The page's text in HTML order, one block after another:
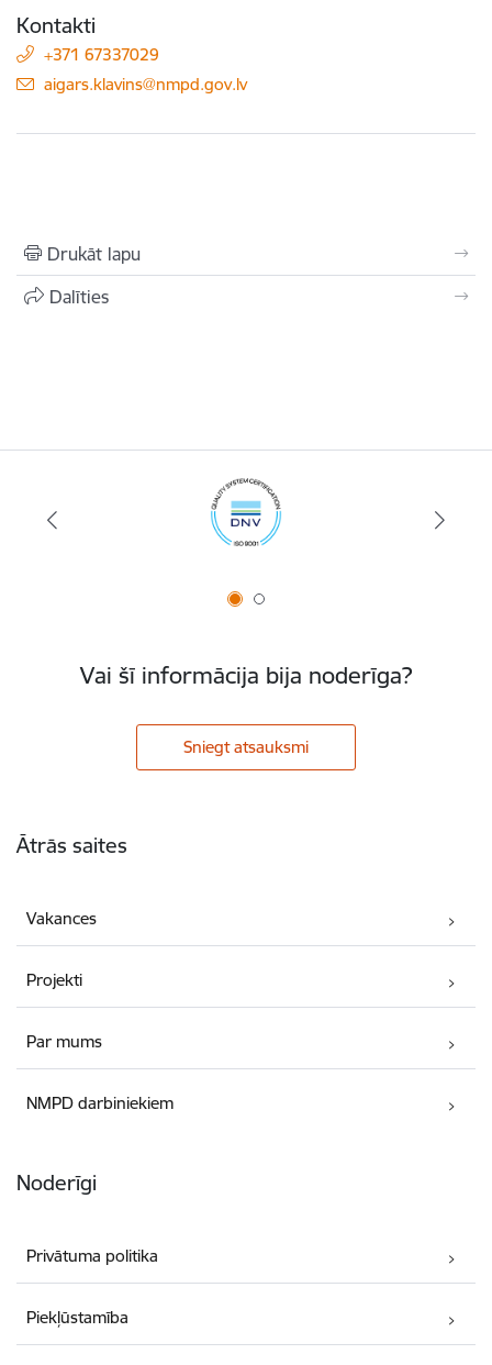
Kontakti
+371 67337029
E-pasts:
aigars.klavins@nmpd.gov.lv
Drukāt lapu
Dalīties
Vai šī informācija bija noderīga?
Sniegt atsauksmi
Ātrās saites
Vakances
Projekti
Par mums
NMPD darbiniekiem
Noderīgi
Privātuma politika
Piekļūstamība